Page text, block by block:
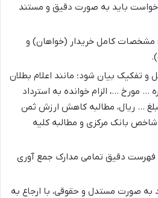
باید به صورت دقیق و مستند
مشخصات کامل خریدار (خواهان) و
و تفکیک بیان شود؛ مانند اعلام بطلان
… مورخ …، الزام خوانده به استرداد
… ریال، مطالبه کاهش ارزش ثمن
بانک مرکزی و مطالبه کلیه
فهرست دقیق تمامی مدارک جمع آوری
به صورت مستدل و حقوقی، با ارجاع به